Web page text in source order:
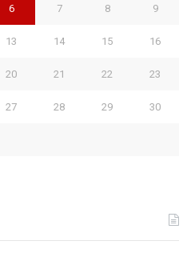
6 7 8 9
13 14 15 16
20 21 22 23
27 28 29 30